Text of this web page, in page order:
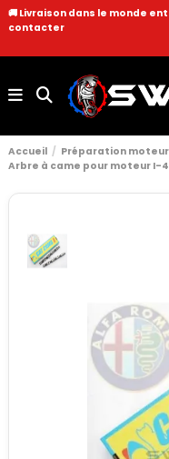
🚚 Livraison dans le monde
contacter
Accueil Préparation moteur
Arbre à came pour moteur I-